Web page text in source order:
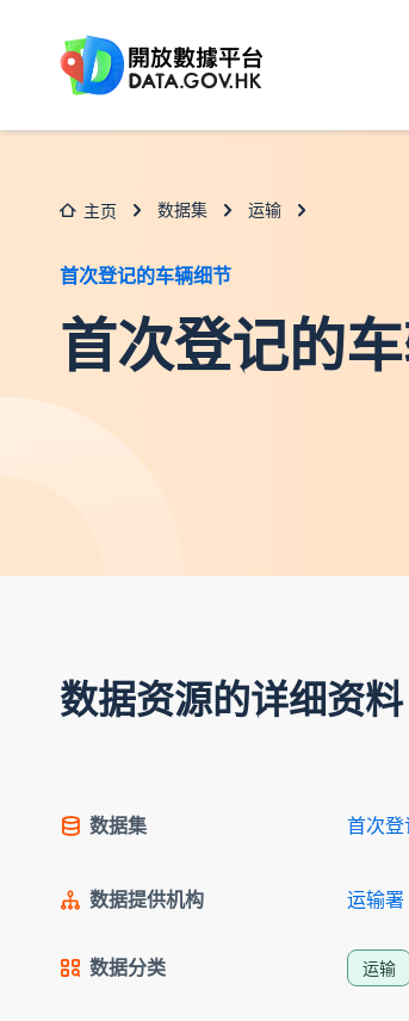
主页 数据集 运输
首次登记的车辆细节
首次登记的
数据资源的详细资料
数据集 首次
数据提供机构 运输署
数据分类 运输